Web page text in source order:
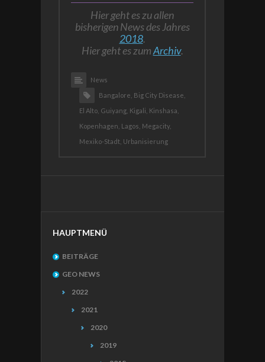
Hier geht es zu allen
bisherigen News des Jahres
2018.
Hier geht es zumArchiv.
News
Bangalore, Big City Disease,
El Alto, Guiyang, Kigali, Kinshasa,
Kopenhagen, Lagos, Megacity,
Mexiko-Stadt, Urbanisierung
HAUPTMENÜ
BEITRÄGE
GEO NEWS
2022
2021
2020
2019